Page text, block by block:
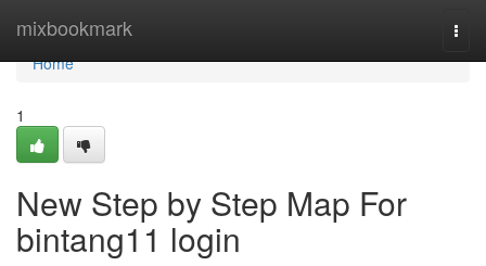
mixbookmark
Home
Home
1
New Step by Step Map For
bintang11 login